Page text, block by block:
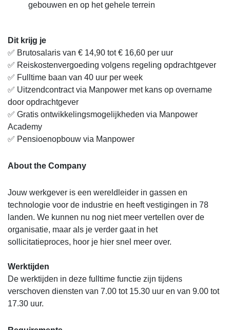
gebouwen en op het gehele terrein
Dit krijg je
✅ Brutosalaris van € 14,90 tot € 16,60 per uur
✅ Reiskostenvergoeding volgens regeling opdrachtgever
✅ Fulltime baan van 40 uur per week
✅ Uitzendcontract via Manpower met kans op overname
door opdrachtgever
✅ Gratis ontwikkelingsmogelijkheden via Manpower
Academy
✅ Pensioenopbouw via Manpower
About the Company
Jouw werkgever is een wereldleider in gassen en
technologie voor de industrie en heeft vestigingen in 78
landen. We kunnen nu nog niet meer vertellen over de
organisatie, maar als je verder gaat in het
sollicitatieproces, hoor je hier snel meer over.
Werktijden
De werktijden in deze fulltime functie zijn tijdens
verschoven diensten van 7.00 tot 15.30 uur en van 9.00 tot
17.30 uur.